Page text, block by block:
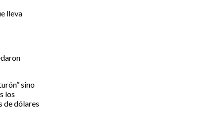
lleva
sino
los
de dólares